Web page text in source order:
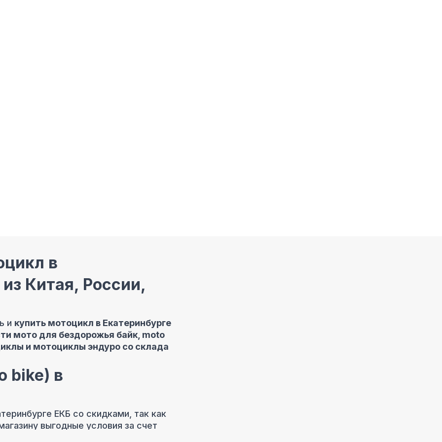
в
Китая, России,
и купить мотоцикл в Екатеринбурге
мото для бездорожья байк, moto
и мотоциклы эндуро со склада
bike) в
ЕКБ со скидками, так как
выгодные условия за счет